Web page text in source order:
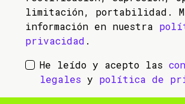
limitación, portabilidad.
información en nuestra
privacidad .
He leído y acepto las
legales y política de